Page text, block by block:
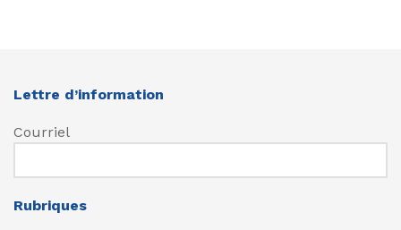
Lettre d’information
Courriel
Rubriques